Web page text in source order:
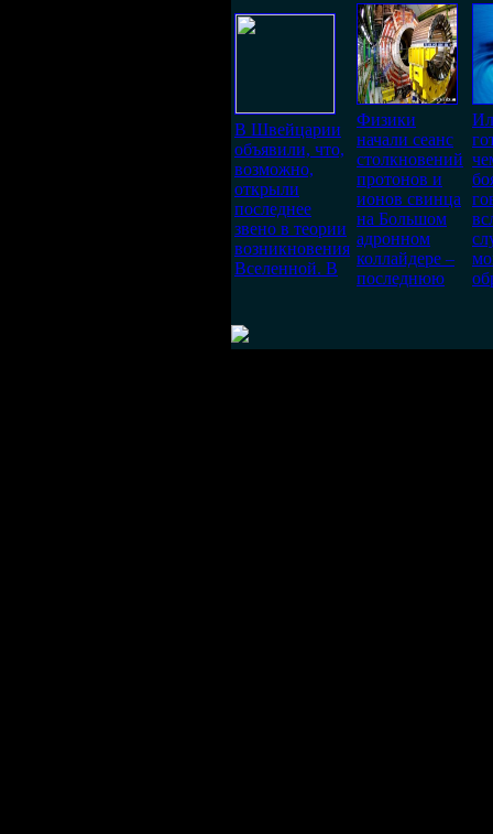
В Швейцарии
объявили, что,
возможно,
открыли
последнее
звено в теории
возникновения
Вселенной. В
Физики
начали сеанс
столкновений
протонов и
ионов свинца
на Большом
адронном
коллайдере –
последнюю